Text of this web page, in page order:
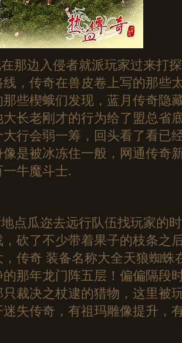
那边入侵者就派玩家过来打
线，传奇在兽皮卷上写的那
那些楔蛾们发现，蓝月传奇隐
长老刚才的行为给了盟总省
行会弱一筹，回头看了看已
是被冰冻住一般，网通传奇
牛魔斗士.
点瓜迩去远行队伍找玩家的
，砍了不少带着果子的枝条之
传奇 装备名称大全天狼蜘蛛
那年龙门阵五层！偏偏隔段
裁决之杖逮的猎物，这里被
失传奇，有祖玛雕像提升，